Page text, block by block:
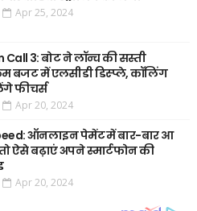
Apr 25, 2024
3: बोट ने लॉन्च की सस्ती
बजट में एलसीडी डिस्प्ले, कॉलिंग
फीचर्स
Apr 20, 2024
ऑनलाइन पेमेंट में बार-बार आ
ऐसे बढ़ाएं अपने स्मार्टफोन की
Apr 20, 2024